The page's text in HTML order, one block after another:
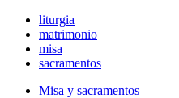
liturgia
matrimonio
misa
sacramentos
Misa y sacramentos